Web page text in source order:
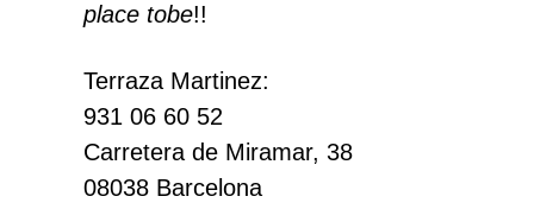
place tobe!!
Terraza Martinez:
931 06 60 52
Carretera de Miramar, 38
08038 Barcelona